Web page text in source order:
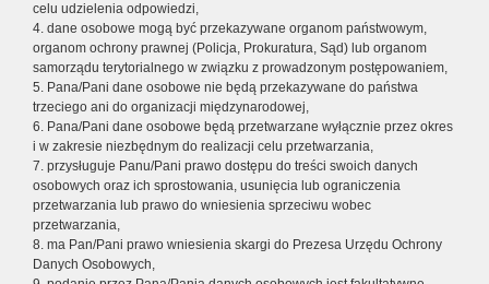
celu udzielenia odpowiedzi,
4. dane osobowe mogą być przekazywane organom państwowym,
organom ochrony prawnej (Policja, Prokuratura, Sąd) lub organom
samorządu terytorialnego w związku z prowadzonym postępowaniem,
5. Pana/Pani dane osobowe nie będą przekazywane do państwa
trzeciego ani do organizacji międzynarodowej,
6. Pana/Pani dane osobowe będą przetwarzane wyłącznie przez okres
i w zakresie niezbędnym do realizacji celu przetwarzania,
7. przysługuje Panu/Pani prawo dostępu do treści swoich danych
osobowych oraz ich sprostowania, usunięcia lub ograniczenia
przetwarzania lub prawo do wniesienia sprzeciwu wobec
przetwarzania,
8. ma Pan/Pani prawo wniesienia skargi do Prezesa Urzędu Ochrony
Danych Osobowych,